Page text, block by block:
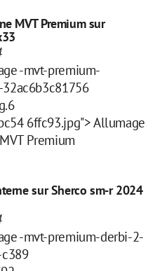
MVT Premium sur
-mvt-premium-
6ffc93.jpg"> Allumage
Premium
sur Sherco sm-r 2024
-mvt-premium-derbi-2-